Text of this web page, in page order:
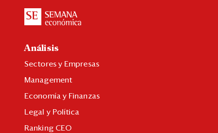
Análisis
Sectores y Empresas
Management
Economía y Finanzas
Legal y Política
Ranking CEO